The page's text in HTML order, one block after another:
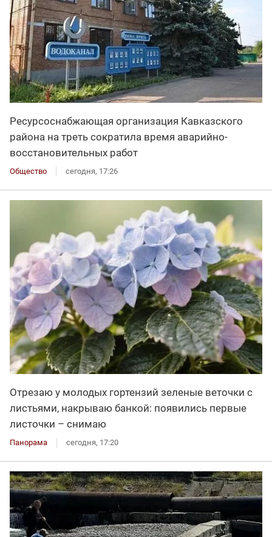
Ресурсоснабжающая организация Кавказского
района на треть сократила время аварийно-
восстановительных работ
Общество сегодня, 17:26
Отрезаю у молодых гортензий зеленые веточки с
листьями, накрываю банкой: появились первые
листочки – снимаю
Панорама сегодня, 17:20